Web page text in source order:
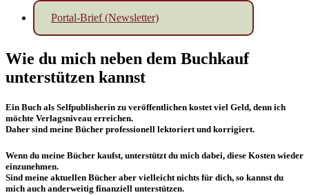
Portal-Brief (Newsletter)
Wie du mich neben dem Buchkauf
unterstützen kannst
Ein Buch als Selfpublisherin zu veröffentlichen kostet viel Geld, denn ich
möchte Verlagsniveau erreichen.
Daher sind meine Bücher professionell lektoriert und korrigiert.
Wenn du meine Bücher kaufst, unterstützt du mich dabei, diese Kosten wieder
einzunehmen.
Sind meine aktuellen Bücher aber vielleicht nichts für dich, so kannst du
mich auch anderweitig finanziell unterstützen.